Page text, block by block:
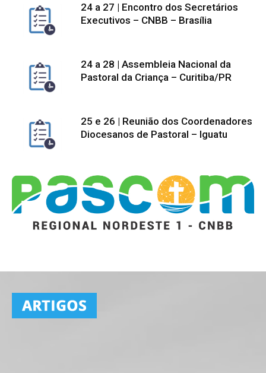
24 a 27 | Encontro dos Secretários
Executivos – CNBB – Brasília
24 a 28 | Assembleia Nacional da
Pastoral da Criança – Curitiba/PR
25 e 26 | Reunião dos Coordenadores
Diocesanos de Pastoral – Iguatu